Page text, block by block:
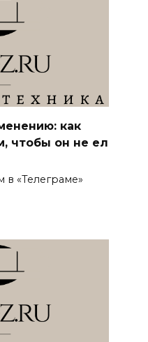
как
чтобы он не ел
«Телеграме»